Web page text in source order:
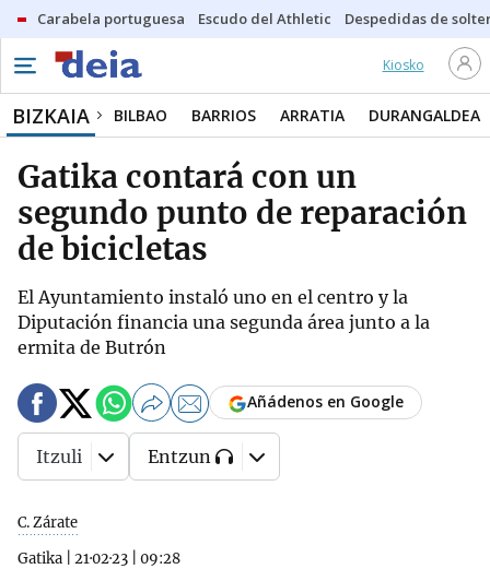
Carabela portuguesa Escudo del Athletic Despedidas de
Kiosko
BIZKAIA BILBAO BARRIOS ARRATIA DURANGALDEA
Gatika contará con un
segundo punto de reparación
de bicicletas
El Ayuntamiento instaló uno en el centro y la
Diputación financia una segunda área junto a la
ermita de Butrón
C. Zárate
Gatika
21·02·23 09:28
Añádenos en Google
Itzuli Entzun